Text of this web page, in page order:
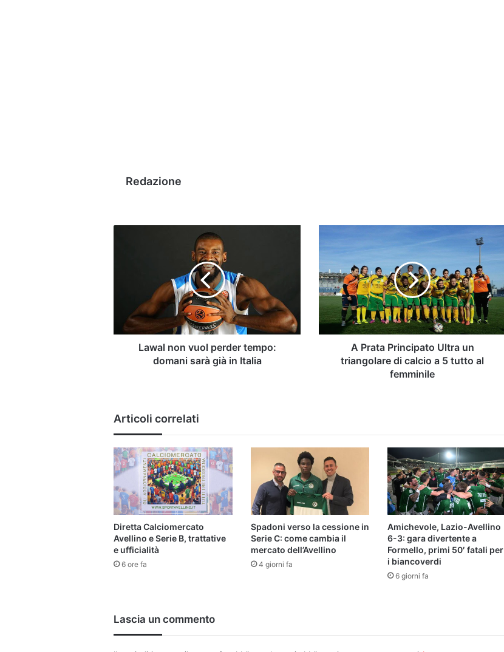
Redazione
in
Lawal non vuol perder tempo:
domani sarà già in Italia
Principato
Ultra
un
triangolare
di
calcio
a
A Prata Principato Ultra un
triangolare di calcio a 5 tutto al
femminile
Articoli correlati
Diretta Calciomercato
Avellino e Serie B, trattative
e ufficialità
6 ore fa
Spadoni verso la cessione in
Serie C: come cambia il
mercato dell’Avellino
4 giorni fa
Amichevole, Lazio-Avellino
6-3: gara divertente a
Formello, primi 50′ fatali per
i biancoverdi
6 giorni fa
Lascia un commento